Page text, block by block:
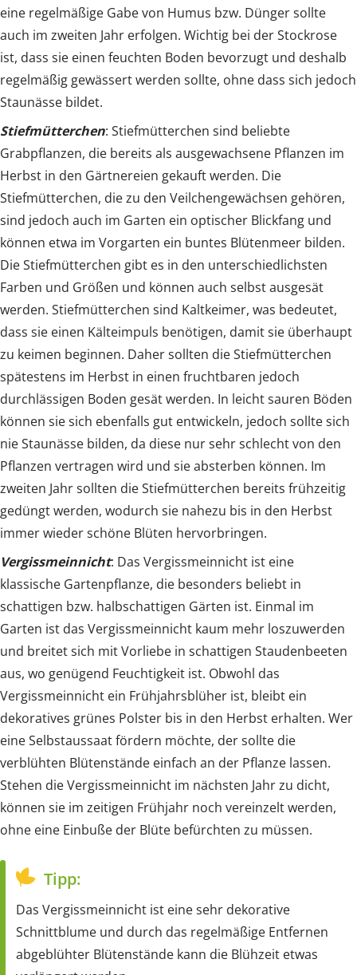
eine regelmäßige Gabe von Humus bzw. Dünger sollte
auch im zweiten Jahr erfolgen. Wichtig bei der Stockrose
ist, dass sie einen feuchten Boden bevorzugt und deshalb
regelmäßig gewässert werden sollte, ohne dass sich jedoch
Staunässe bildet.
Stiefmütterchen: Stiefmütterchen sind beliebte
Grabpflanzen, die bereits als ausgewachsene Pflanzen im
Herbst in den Gärtnereien gekauft werden. Die
Stiefmütterchen, die zu den Veilchengewächsen gehören,
sind jedoch auch im Garten ein optischer Blickfang und
können etwa im Vorgarten ein buntes Blütenmeer bilden.
Die Stiefmütterchen gibt es in den unterschiedlichsten
Farben und Größen und können auch selbst ausgesät
werden. Stiefmütterchen sind Kaltkeimer, was bedeutet,
dass sie einen Kälteimpuls benötigen, damit sie überhaupt
zu keimen beginnen. Daher sollten die Stiefmütterchen
spätestens im Herbst in einen fruchtbaren jedoch
durchlässigen Boden gesät werden. In leicht sauren Böden
können sie sich ebenfalls gut entwickeln, jedoch sollte sich
nie Staunässe bilden, da diese nur sehr schlecht von den
Pflanzen vertragen wird und sie absterben können. Im
zweiten Jahr sollten die Stiefmütterchen bereits frühzeitig
gedüngt werden, wodurch sie nahezu bis in den Herbst
immer wieder schöne Blüten hervorbringen.
Vergissmeinnicht: Das Vergissmeinnicht ist eine
klassische Gartenpflanze, die besonders beliebt in
schattigen bzw. halbschattigen Gärten ist. Einmal im
Garten ist das Vergissmeinnicht kaum mehr loszuwerden
und breitet sich mit Vorliebe in schattigen Staudenbeeten
aus, wo genügend Feuchtigkeit ist. Obwohl das
Vergissmeinnicht ein Frühjahrsblüher ist, bleibt ein
dekoratives grünes Polster bis in den Herbst erhalten. Wer
eine Selbstaussaat fördern möchte, der sollte die
verblühten Blütenstände einfach an der Pflanze lassen.
Stehen die Vergissmeinnicht im nächsten Jahr zu dicht,
können sie im zeitigen Frühjahr noch vereinzelt werden,
ohne eine Einbuße der Blüte befürchten zu müssen.
Tipp:
Das Vergissmeinnicht ist eine sehr dekorative
Schnittblume und durch das regelmäßige Entfernen
abgeblühter Blütenstände kann die Blühzeit etwas